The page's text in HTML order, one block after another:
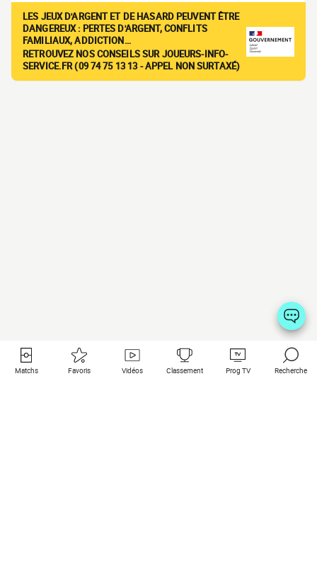
LES JEUX D'ARGENT ET DE HASARD PEUVENT ÊTRE
DANGEREUX : PERTES D'ARGENT, CONFLITS
FAMILIAUX, ADDICTION…
RETROUVEZ NOS CONSEILS SUR JOUEURS-INFO-
SERVICE.FR (09 74 75 13 13 - APPEL NON SURTAXÉ)
Matchs Favoris Vidéos Classement Prog TV Recherche